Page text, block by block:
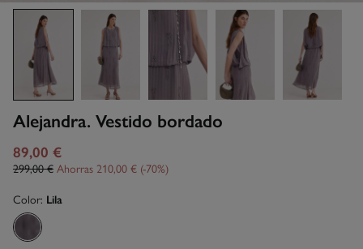
Alejandra. Vestido bordado
89,00 €
299,00 € Ahorras 210,00 € 70
Color: Lila